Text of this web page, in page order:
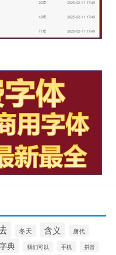
冬天 含义 唐代
典 我们可以 手机 拼音